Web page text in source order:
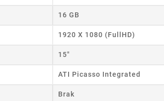
16 GB
1920 X 1080 (FullHD)
15"
ATI Picasso Integrated
Brak